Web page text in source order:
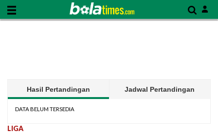
Hasil Pertandingan Jadwal Pertandingan
DATA BELUM TERSEDIA
LIGA